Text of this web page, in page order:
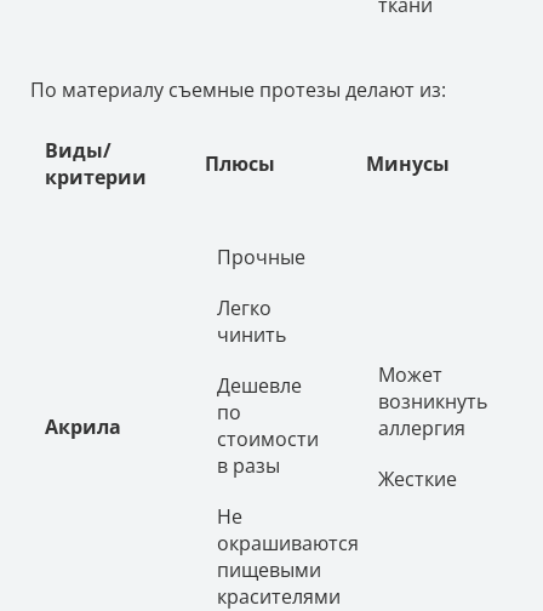
По материалу съемные протезы делают из:
Виды/
критерии
Плюсы Минусы
Акрила
Прочные
Легко
чинить
Дешевле
по
стоимости
в разы
Не
окрашиваются
пищевыми
красителями
Может
возникнуть
аллергия
Жесткие